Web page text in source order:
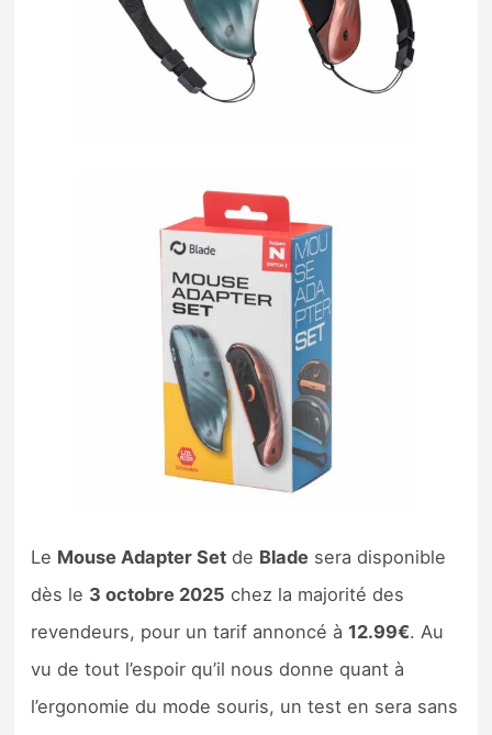
Le Mouse Adapter Set de Blade sera disponible
dès le 3 octobre 2025 chez la majorité des
revendeurs, pour un tarif annoncé à12.99€. Au
vu de tout l’espoir qu’il nous donne quant à
l’ergonomie du mode souris, un test en sera sans